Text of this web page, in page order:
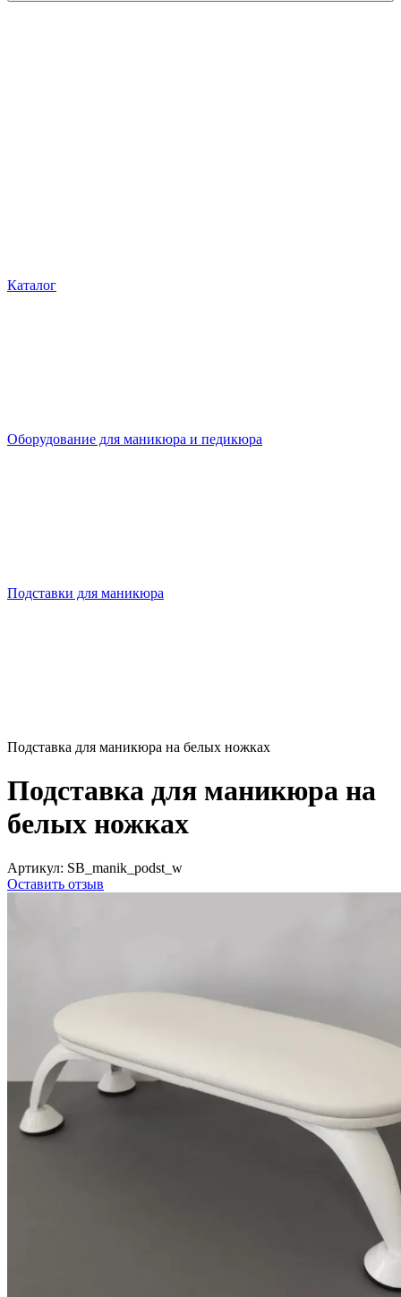
Каталог
Оборудование для маникюра и педикюра
Подставки для маникюра
Подставка для маникюра на белых ножках
Подставка для маникюра на
белых ножках
Артикул: SB_manik_podst_w
Оставить отзыв